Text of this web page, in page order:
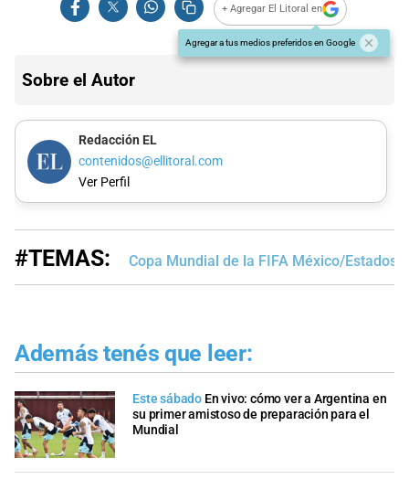
+ Agregar El Litoral en
Agregar a tus medios preferidos en Google
Sobre el Autor
Redacción EL
contenidos@ellitoral.com
Ver Perfil
#TEMAS: Copa Mundial de la FIFA México/Estados
Además tenés que leer:
Este sábado En vivo: cómo ver a Argentina en
su primer amistoso de preparación para el
Mundial